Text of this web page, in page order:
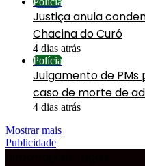
Justiça anula
Chacina do Curó
4 dias atrás
Polícia
Julgamento de
caso de morte de
4 dias atrás
Mostrar mais
Publicidade